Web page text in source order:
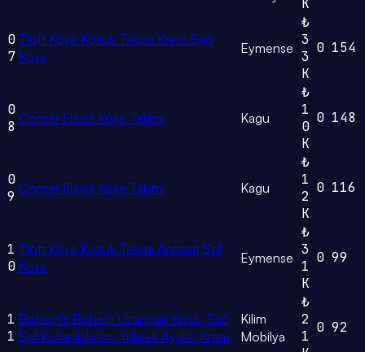
K
0
7
Tloft Köşe Koltuk Takımı Krem Sağ
Köşe
Eymense
₺
3
3
K
0 154
0
8 Corner Flavia Köşe Takımı Kagu
₺
1
0
K
0 148
0
9 Corner Flavia Köşe Takımı Kagu
₺
1
2
K
0 116
1
0
Tloft Köşe Koltuk Takımı Antrasit Sol
Köşe
Eymense
₺
3
1
K
0 99
1
1
Bohem's Bohem Uzanmalı Köşe, Sağ
Sol Kullanılabilen, Yüksek Ayaklı, Krem
Kilim
Mobilya
₺
2
1
0 92